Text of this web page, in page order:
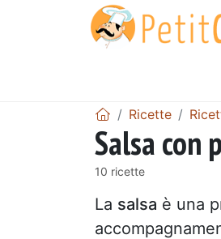
Ricette
Salsa con
10 ricette
La salsa è una